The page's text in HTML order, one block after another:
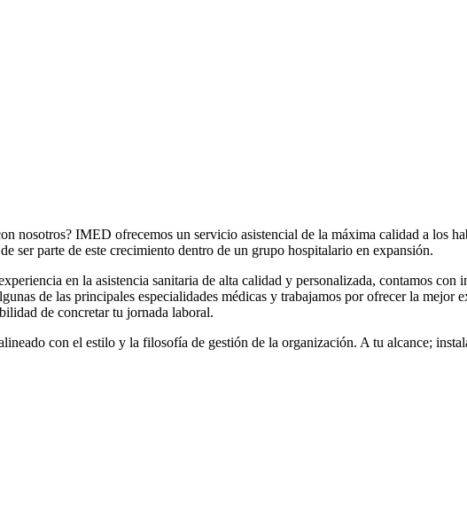
nosotros? IMED ofrecemos un servicio asistencial de la máxima calidad a los
ser parte de este crecimiento dentro de un grupo hospitalario en expansión.
en la asistencia sanitaria de alta calidad y personalizada, contamos con
de las principales especialidades médicas y trabajamos por ofrecer la mejor
de concretar tu jornada laboral.
con el estilo y la filosofía de gestión de la organización. A tu alcance;